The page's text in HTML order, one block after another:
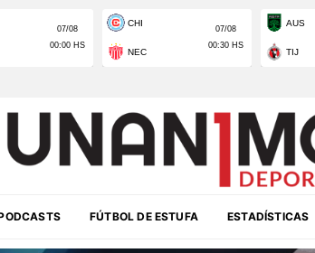
FÚTBOL DE ESTUFA ESTADÍSTICAS